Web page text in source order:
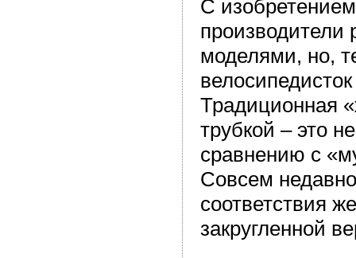
С
моделями, но,
Традиционная
трубкой – это
сравнению с
Совсем
соответствия
закругленной